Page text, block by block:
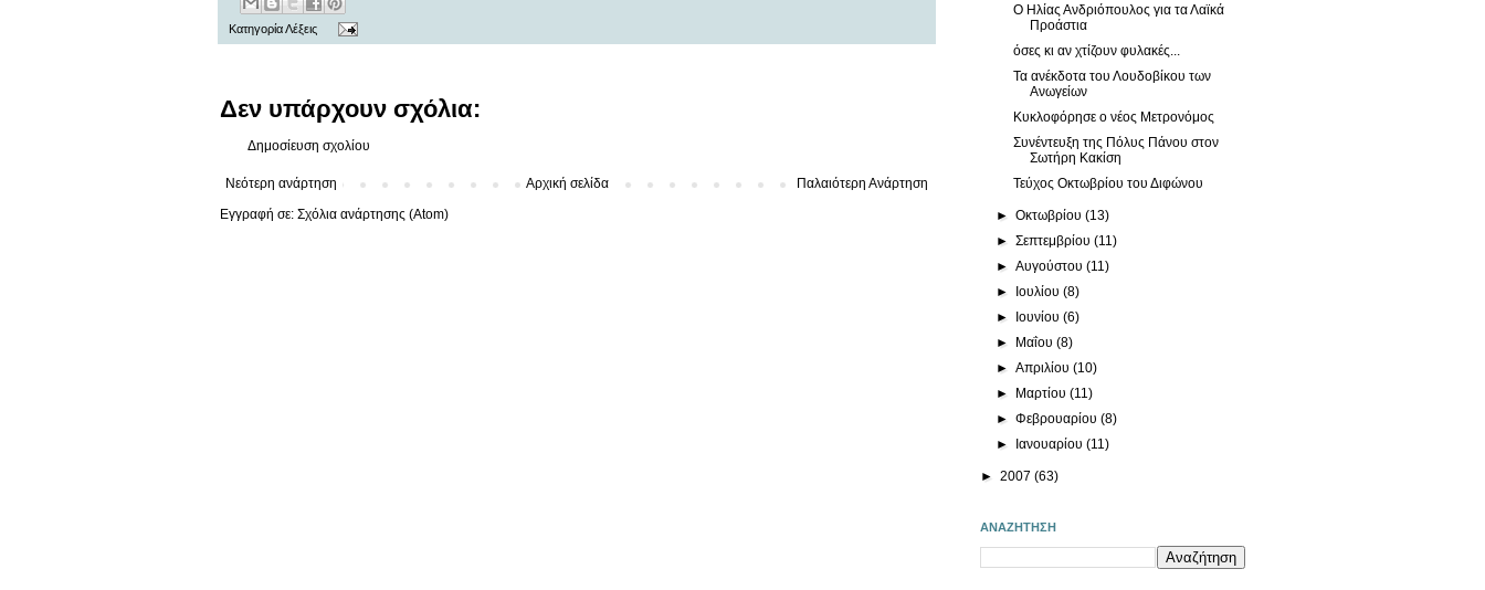
ΚατηγορίαΛέξεις
Δεν υπάρχουν σχόλια:
Δημοσίευση σχολίου
Νεότερη ανάρτηση Παλαιότερη Ανάρτηση
Αρχική σελίδα
Εγγραφή σε: Σχόλια ανάρτησης (Atom)
Ο Ηλίας Ανδριόπουλος για τα Λαϊκά
Προάστια
όσες κι αν χτίζουν φυλακές...
Τα ανέκδοτα του Λουδοβίκου των
Ανωγείων
Κυκλοφόρησε ο νέος Μετρονόμος
Συνέντευξη της Πόλυς Πάνου στον
Σωτήρη Κακίση
Τεύχος Οκτωβρίου του Διφώνου
►Οκτωβρίου(13)
►Σεπτεμβρίου(11)
►Αυγούστου(11)
► Ιουλίου(8)
► Ιουνίου(6)
► Μαΐου(8)
►Απριλίου(10)
► Μαρτίου(11)
►Φεβρουαρίου(8)
► Ιανουαρίου(11)
► 2007 (63)
ΑΝΑΖΗΤΗΣΗ